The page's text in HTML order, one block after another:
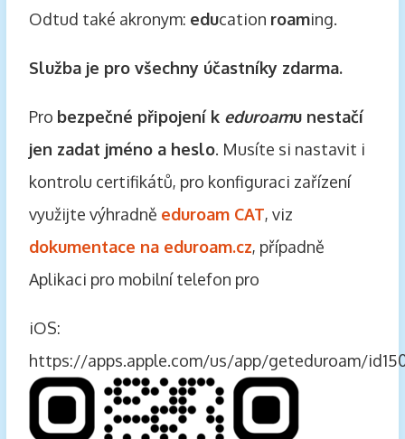
Odtud také akronym: education roaming.
Služba je pro všechny účastníky zdarma.
Pro bezpečné připojení k eduroamu nestačí
jen zadat jméno a heslo. Musíte si nastavit i
kontrolu certifikátů, pro konfiguraci zařízení
využijte výhradně eduroam CAT, viz
dokumentace na eduroam.cz, případně
Aplikaci pro mobilní telefon pro
iOS:
https://apps.apple.com/us/app/geteduroam/